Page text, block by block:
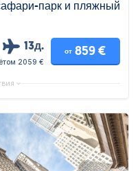
парк и пляжный
13д.
2059 €
от 859 €